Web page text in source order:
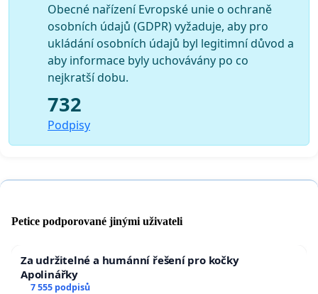
Obecné nařízení Evropské unie o ochraně
osobních údajů (GDPR) vyžaduje, aby pro
ukládání osobních údajů byl legitimní důvod a
aby informace byly uchovávány po co
nejkratší dobu.
732
Podpisy
Petice podporované jinými uživateli
Za udržitelné a humánní řešení pro kočky
Apolinářky
7 555 podpisů